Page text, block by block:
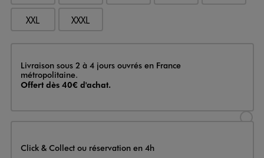
XXL XXXL
Livraison
Livraison sous 2 à 4 jours ouvrés en France
métropolitaine.
Offert dès 40€ d'achat.
Click & Collect ou réservation en 4h